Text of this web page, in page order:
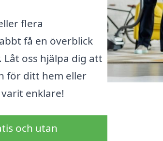
flera
få en överblick
oss hjälpa dig att
för ditt hem eller
enklare!
och utan